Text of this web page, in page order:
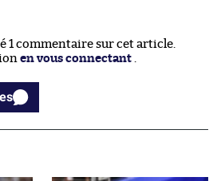
1 commentaire sur cet article.
en vous connectant .